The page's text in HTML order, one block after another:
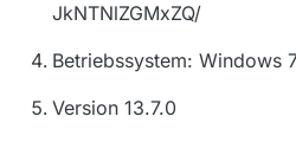
JkNTNlZGMxZQ/
Betriebssystem: Windows
Version 13.7.0